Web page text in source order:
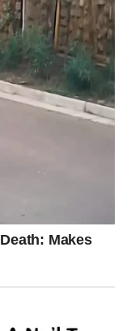
vode na
najveća
Neko će vam
vremena
koje ste
i dolazi kroz
će vas
to će vas